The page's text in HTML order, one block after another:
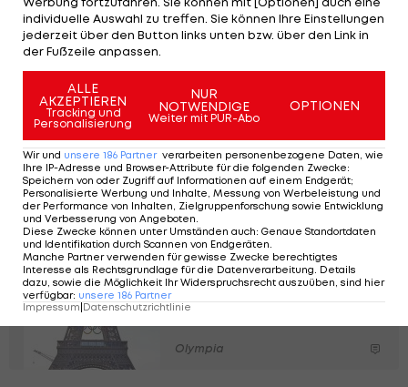
Erfahrung. In den französischen Alpen fanden
Winterspiele in Chamonix (1924), Grenoble (1968)
und Albertville (1992) statt. Salt Lake City war 2002
Gastgeber.
Frankreich wäre nur sechs Jahre nach Paris
wieder Ausrichter für ein Olympia-Spektakel.
Ähnlich wäre es in den USA, wo Salt Lake City
sechs Jahre nach den Sommerspielen in Los
Angeles 2028 folgen würde.
Olympische Ringe
verzieren ab sofort
den Eiffelturm
Olympia
individuelle Auswahl zu treffen. Sie können Ihre Einstellungen
jederzeit über den Button links unten bzw. über den Link in
der Fußzeile anpassen.
ALLE
AKZEPTIEREN
Tracking und
Personalisierung
NUR
NOTWENDIGE
Weiter mit PUR-Abo
OPTIONEN
Wir und unsere 186 Partner verarbeiten personenbezogene Daten, wie
Ihre IP-Adresse und Browser-Attribute für die folgenden Zwecke:
Speichern von oder Zugriff auf Informationen auf einem Endgerät;
Personalisierte Werbung und Inhalte, Messung von Werbeleistung und
der Performance von Inhalten, Zielgruppenforschung sowie Entwicklung
und Verbesserung von Angeboten
Diese Zwecke können unter Umständen auch: Genaue Standortdaten
und Identifikation durch Scannen von Endgeräten
Manche Partner verwenden für gewisse Zwecke berechtigtes
Interesse als Rechtsgrundlage für die Datenverarbeitung. Details
dazu, sowie die Möglichkeit Ihr Widerspruchsrecht auszuüben, sind hier
verfügbar: unsere 186 Partner
Impressum|Datenschutzrichtlinie